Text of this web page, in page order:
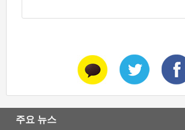
주요 뉴스